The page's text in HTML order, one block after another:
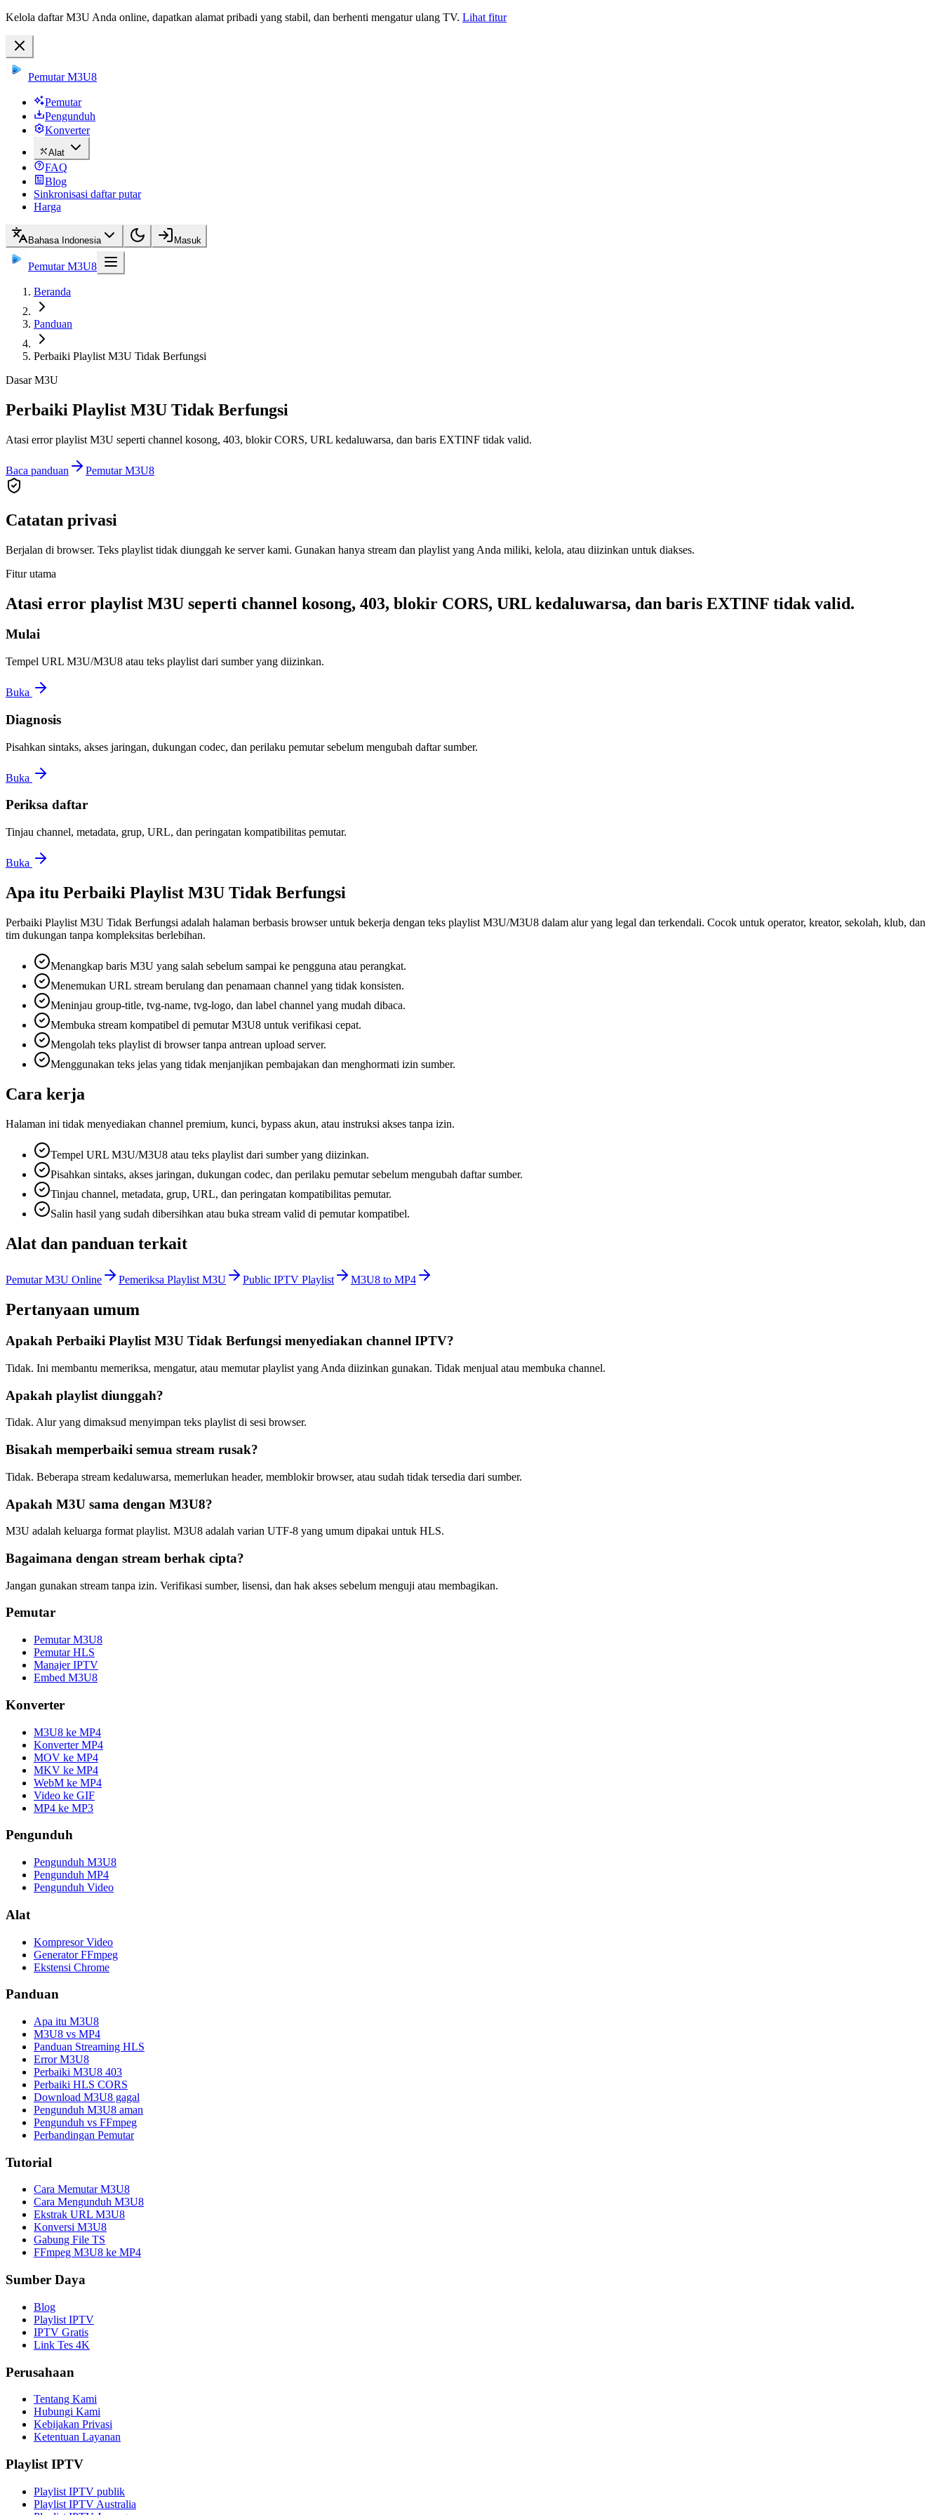
Kelola daftar M3U Anda online, dapatkan alamat pribadi yang stabil, dan berhenti mengatur ulang TV. Lihat fitur
Pemutar M3U8
Pemutar
Pengunduh
Konverter
Alat
FAQ
Blog
Sinkronisasi daftar putar
Harga
Bahasa Indonesia Masuk
Pemutar M3U8
Beranda
Panduan
Perbaiki Playlist M3U Tidak Berfungsi
Dasar M3U
Perbaiki Playlist M3U Tidak Berfungsi
Atasi error playlist M3U seperti channel kosong, 403, blokir CORS, URL kedaluwarsa, dan baris EXTINF tidak valid.
Baca panduan Pemutar M3U8
Catatan privasi
Berjalan di browser. Teks playlist tidak diunggah ke server kami. Gunakan hanya stream dan playlist yang Anda miliki, kelola, atau diizinkan untuk diakses.
Fitur utama
Atasi error playlist M3U seperti channel kosong, 403, blokir CORS, URL kedaluwarsa, dan baris EXTINF tidak valid.
Mulai
Tempel URL M3U/M3U8 atau teks playlist dari sumber yang diizinkan.
Buka
Diagnosis
Pisahkan sintaks, akses jaringan, dukungan codec, dan perilaku pemutar sebelum mengubah daftar sumber.
Buka
Periksa daftar
Tinjau channel, metadata, grup, URL, dan peringatan kompatibilitas pemutar.
Buka
Apa itu Perbaiki Playlist M3U Tidak Berfungsi
Perbaiki Playlist M3U Tidak Berfungsi adalah halaman berbasis browser untuk bekerja dengan teks playlist M3U/M3U8 dalam alur yang legal dan terkendali. Cocok untuk operator, kreator, sekolah, klub, dan
tim dukungan tanpa kompleksitas berlebihan.
Menangkap baris M3U yang salah sebelum sampai ke pengguna atau perangkat.
Menemukan URL stream berulang dan penamaan channel yang tidak konsisten.
Meninjau group-title, tvg-name, tvg-logo, dan label channel yang mudah dibaca.
Membuka stream kompatibel di pemutar M3U8 untuk verifikasi cepat.
Mengolah teks playlist di browser tanpa antrean upload server.
Menggunakan teks jelas yang tidak menjanjikan pembajakan dan menghormati izin sumber.
Cara kerja
Halaman ini tidak menyediakan channel premium, kunci, bypass akun, atau instruksi akses tanpa izin.
Tempel URL M3U/M3U8 atau teks playlist dari sumber yang diizinkan.
Pisahkan sintaks, akses jaringan, dukungan codec, dan perilaku pemutar sebelum mengubah daftar sumber.
Tinjau channel, metadata, grup, URL, dan peringatan kompatibilitas pemutar.
Salin hasil yang sudah dibersihkan atau buka stream valid di pemutar kompatibel.
Alat dan panduan terkait
Pemutar M3U Online Pemeriksa Playlist M3U Public IPTV Playlist M3U8 to MP4
Pertanyaan umum
Apakah Perbaiki Playlist M3U Tidak Berfungsi menyediakan channel IPTV?
Tidak. Ini membantu memeriksa, mengatur, atau memutar playlist yang Anda diizinkan gunakan. Tidak menjual atau membuka channel.
Apakah playlist diunggah?
Tidak. Alur yang dimaksud menyimpan teks playlist di sesi browser.
Bisakah memperbaiki semua stream rusak?
Tidak. Beberapa stream kedaluwarsa, memerlukan header, memblokir browser, atau sudah tidak tersedia dari sumber.
Apakah M3U sama dengan M3U8?
M3U adalah keluarga format playlist. M3U8 adalah varian UTF-8 yang umum dipakai untuk HLS.
Bagaimana dengan stream berhak cipta?
Jangan gunakan stream tanpa izin. Verifikasi sumber, lisensi, dan hak akses sebelum menguji atau membagikan.
Pemutar
Pemutar M3U8
Pemutar HLS
Manajer IPTV
Embed M3U8
Konverter
M3U8 ke MP4
Konverter MP4
MOV ke MP4
MKV ke MP4
WebM ke MP4
Video ke GIF
MP4 ke MP3
Pengunduh
Pengunduh M3U8
Pengunduh MP4
Pengunduh Video
Alat
Kompresor Video
Generator FFmpeg
Ekstensi Chrome
Panduan
Apa itu M3U8
M3U8 vs MP4
Panduan Streaming HLS
Error M3U8
Perbaiki M3U8 403
Perbaiki HLS CORS
Download M3U8 gagal
Pengunduh M3U8 aman
Pengunduh vs FFmpeg
Perbandingan Pemutar
Tutorial
Cara Memutar M3U8
Cara Mengunduh M3U8
Ekstrak URL M3U8
Konversi M3U8
Gabung File TS
FFmpeg M3U8 ke MP4
Sumber Daya
Blog
Playlist IPTV
IPTV Gratis
Link Tes 4K
Perusahaan
Tentang Kami
Hubungi Kami
Kebijakan Privasi
Ketentuan Layanan
Playlist IPTV
Playlist IPTV publik
Playlist IPTV Australia